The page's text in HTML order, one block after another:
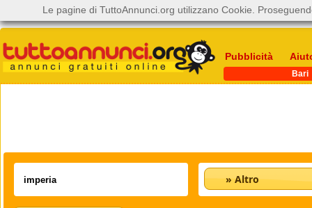
Pubblicità
Bari
» Altro
Le pagine di TuttoAnnunci.org utilizzano Cookie.